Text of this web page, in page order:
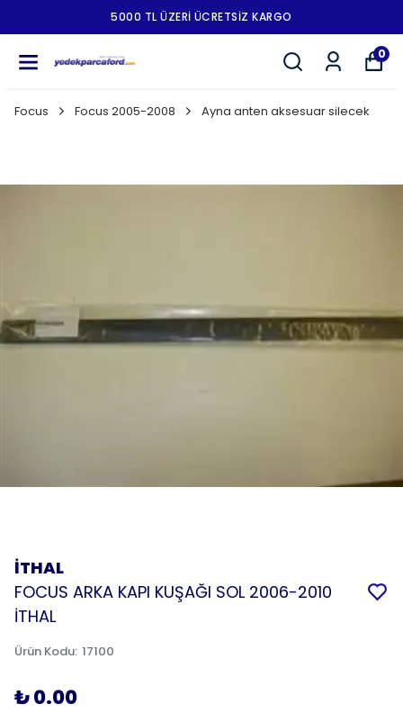
5000 TL ÜZERI ÜCRETSIZ KARGO
0
Focus Focus 2005-2008 Ayna anten aksesuar silecek
İTHAL
FOCUS ARKA KAPI KUŞAĞI SOL 2006-2010
İTHAL
Ürün Kodu: 17100
₺ 0.00